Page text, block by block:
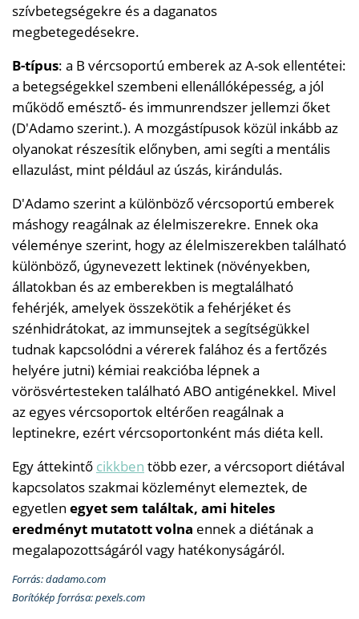
szívbetegségekre és a daganatos
megbetegedésekre.
B-típus: a B vércsoportú emberek az A-sok ellentétei:
a betegségekkel szembeni ellenállóképesség, a jól
működő emésztő- és immunrendszer jellemzi őket
(D'Adamo szerint.). A mozgástípusok közül inkább az
olyanokat részesítik előnyben, ami segíti a mentális
ellazulást, mint például az úszás, kirándulás.
D'Adamo szerint a különböző vércsoportú emberek
máshogy reagálnak az élelmiszerekre. Ennek oka
véleménye szerint, hogy az élelmiszerekben található
különböző, úgynevezett lektinek (növényekben,
állatokban és az emberekben is megtalálható
fehérjék, amelyek összekötik a fehérjéket és
szénhidrátokat, az immunsejtek a segítségükkel
tudnak kapcsolódni a vérerek falához és a fertőzés
helyére jutni) kémiai reakcióba lépnek a
vörösvértesteken található ABO antigénekkel. Mivel
az egyes vércsoportok eltérően reagálnak a
leptinekre, ezért vércsoportonként más diéta kell.
Egy áttekintő cikkben több ezer, a vércsoport diétával
kapcsolatos szakmai közleményt elemeztek, de
egyetlen egyet sem találtak, ami hiteles
eredményt mutatott volna ennek a diétának a
megalapozottságáról vagy hatékonyságáról.
Forrás: dadamo.com
Borítókép forrása: pexels.com